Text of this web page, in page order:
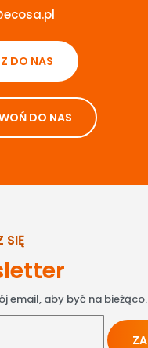
DO NAS
DO NAS
SIĘ
email, aby być na bieżąco.